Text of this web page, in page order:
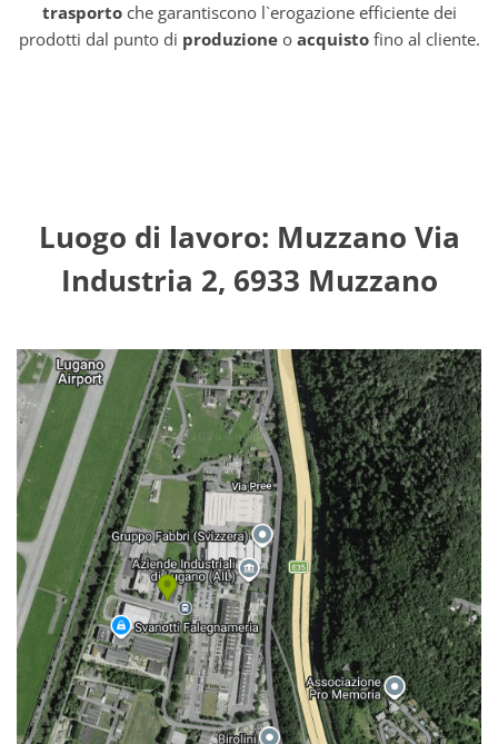
trasportoche garantiscono l`erogazione efficiente dei
prodotti dal punto di produzioneo acquistofino al cliente.
Luogo di lavoro: Muzzano Via
Industria 2, 6933 Muzzano